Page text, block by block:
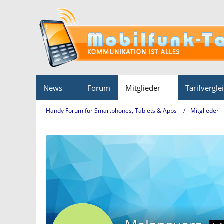
News Forum Mitglieder
Handy Forum für Smartphones, Tablets & Apps Mitglieder